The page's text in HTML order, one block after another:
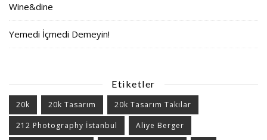
Wine&dine
Yemedi İçmedi Demeyin!
Etiketler
20k 20k Tasarım 20k Tasarım Takılar
212 Photography İstanbul Aliye Berger